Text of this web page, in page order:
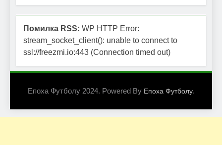
Помилка RSS: WP HTTP Error:
stream_socket_client(): unable to connect to
ssl://freezmi.io:443 (Connection timed out)
Епоха Футболу 2024. Powered By Епоха Футболу.